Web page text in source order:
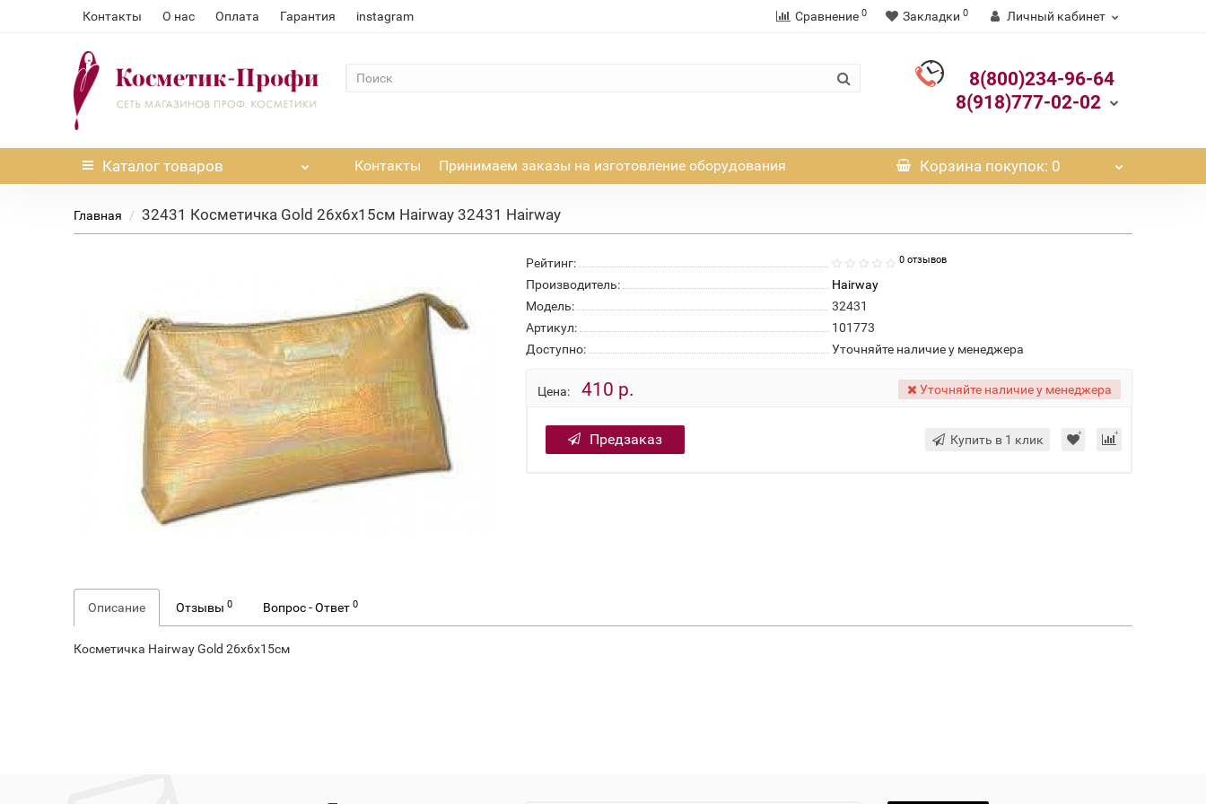
Контакты О нас Оплата Гарантия instagram Сравнение 0 Закладки 0 Личный кабинет
8(800)234-96-64
8(918)777-02-02
Каталог товаров Контакты Принимаем заказы на изготовление оборудования Корзина покупок: 0
Главная 32431 Косметичка Gold 26х6х15см Hairway 32431 Hairway
Рейтинг: 0 отзывов
Производитель:
Hairway
Модель:
32431
Артикул:
101773
Доступно:
Уточняйте наличие у менеджера
Цена: 410 р. Уточняйте наличие у менеджера
Предзаказ Купить в 1 клик
Описание Отзывы0 Вопрос - Ответ0
Косметичка Hairway Gold 26х6х15см